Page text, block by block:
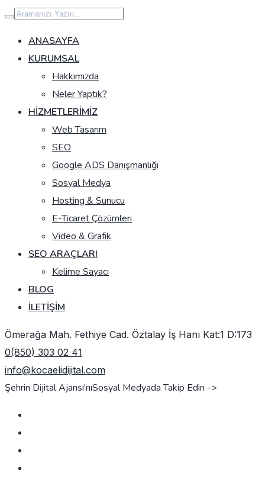
İçeriğe
geç
ANASAYFA
KURUMSAL
Hakkımızda
Neler Yaptık?
HIZMETLERIMIZ
Web Tasarım
SEO
Google ADS Danışmanlığı
Sosyal Medya
Hosting & Sunucu
E-Ticaret Çözümleri
Video & Grafik
SEO ARAÇLARI
Kelime Sayacı
BLOG
İLETIŞIM
Ömerağa Mah. Fethiye Cad. Öztalay İş Hanı Kat:1 D:173
0(850) 303 02 41
info@kocaelidijital.com
Şehrin Dijital Ajansı'nıSosyal Medyada Takip Edin ->